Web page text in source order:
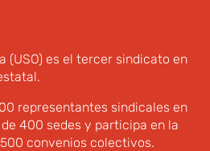
(USO) es el tercer sindicato en
representantes sindicales en
400 sedes y participa en la
convenios colectivos.